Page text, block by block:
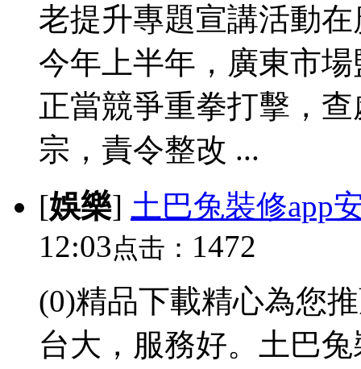
老提升專題宣講活動
今年上半年，廣東市
正當競爭重拳打擊，
宗，責令整改 ...
[娛樂] 土巴兔裝修app
12:03点击： 1472
(0)精品下載精心為您
台大，服務好。土巴